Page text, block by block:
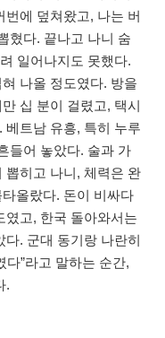
에 덮쳐왔고, 나는 버
혔다. 끝나고 나니 숨
일어나지도 못했다.
나올 정도였다. 방을
십 분이 걸렸고, 택시
베트남 유흥, 특히 누루
들어 놓았다. 술과 가
뽑히고 나니, 체력은 완
올랐다. 돈이 비싸다
였고, 한국 돌아와서는
. 군대 동기랑 나란히
다”라고 말하는 순간,
.